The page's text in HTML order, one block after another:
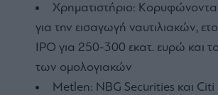
Χρηματιστήριο:
για την εισαγωγή ναυτιλιακών,
IPO για 250-300 εκατ. ευρώ και
των ομολογιακών
Metlen: NBG Securities και Citi